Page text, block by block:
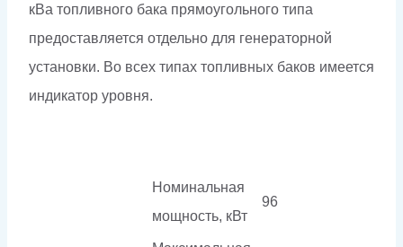
кВа топливного бака прямоугольного типа
предоставляется отдельно для генераторной
установки. Во всех типах топливных баков имеется
индикатор уровня.
Номинальная
мощность, кВт
96